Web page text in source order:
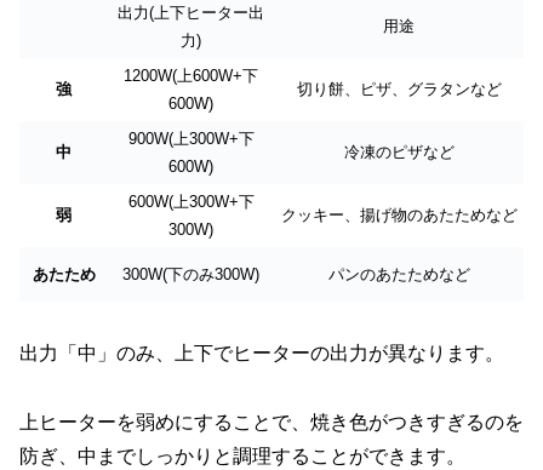
出力(上下ヒーター出
力)
用途
強
1200W(上600W+下
600W)
切り餅、ピザ、グラタンなど
中
900W(上300W+下
600W)
冷凍のピザなど
弱
600W(上300W+下
300W)
クッキー、揚げ物のあたためなど
あたため 300W(下のみ300W) パンのあたためなど
出力「中」のみ、上下でヒーターの出力が異なります。
上ヒーターを弱めにすることで、焼き色がつきすぎるのを
防ぎ、中までしっかりと調理することができます。